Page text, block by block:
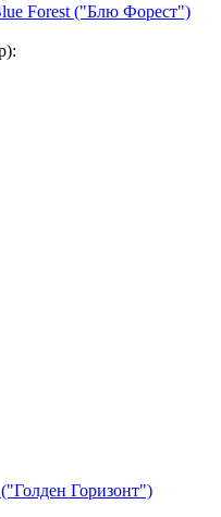
Forest ("Блю Форест")
Горизонт")